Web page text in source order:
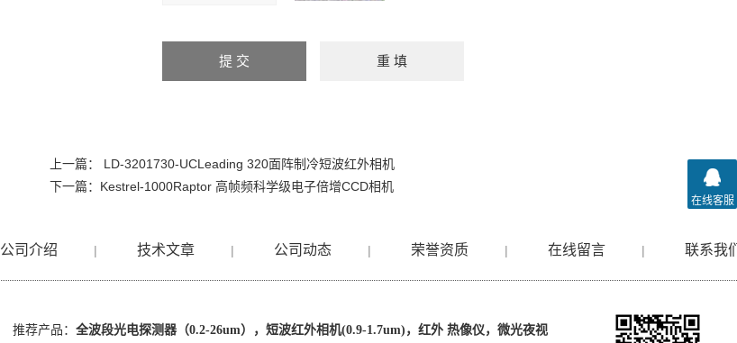
上一篇： LD-3201730-UCLeading 320面阵制冷短波红外相机
下一篇： Kestrel-1000Raptor 高帧频科学级电子倍增CCD相机
公司介绍 | 技术文章 | 公司动态 | 荣誉资质 | 在线留言 | 联系我
推荐产品： 全波段光电探测器（0.2-26um），短波红外相机(0.9-1.7um)，红外 热像仪，微光夜视
在线客服